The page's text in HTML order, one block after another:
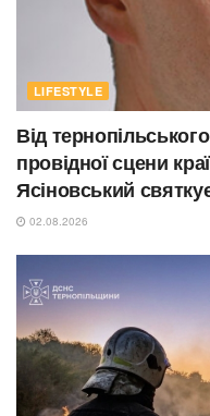
LIFESTYLE
Від
провідної сцени
Ясіновський
02.08.2026